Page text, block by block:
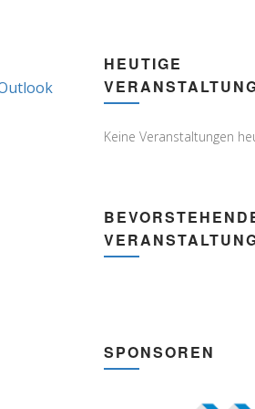
Subscribe
HEUTIGE
Keine Veranstaltungen
SPONSOREN